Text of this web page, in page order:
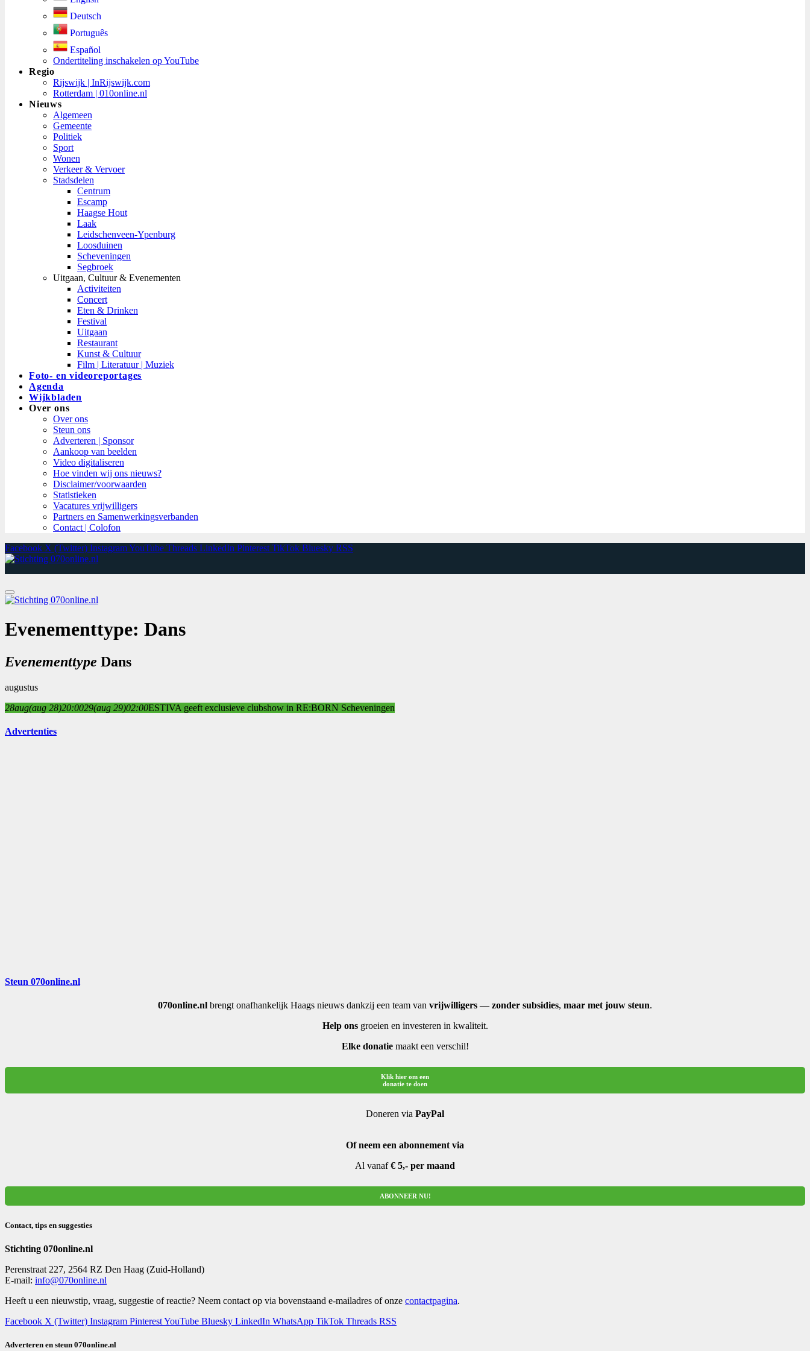
Deutsch
Português
Español
Ondertiteling inschakelen op YouTube
Regio
Rijswijk | InRijswijk.com
Rotterdam | 010online.nl
Nieuws
Algemeen
Gemeente
Politiek
Sport
Wonen
Verkeer & Vervoer
Stadsdelen
Centrum
Escamp
Haagse Hout
Laak
Leidschenveen-Ypenburg
Loosduinen
Scheveningen
Segbroek
Uitgaan, Cultuur & Evenementen
Activiteiten
Concert
Eten & Drinken
Festival
Uitgaan
Restaurant
Kunst & Cultuur
Film | Literatuur | Muziek
Foto- en videoreportages
Agenda
Wijkbladen
Over ons
Over ons
Steun ons
Adverteren | Sponsor
Aankoop van beelden
Video digitaliseren
Hoe vinden wij ons nieuws?
Disclaimer/voorwaarden
Statistieken
Vacatures vrijwilligers
Partners en Samenwerkingsverbanden​
Contact | Colofon
Facebook X (Twitter) InstagramYouTube Threads LinkedIn Pinterest TikTok Bluesky RSS
Evenementtype: Dans
Evenementtype Dans
augustus
28aug(aug 28)20:0029(aug 29)02:00ESTIVA geeft exclusieve clubshow in RE:BORN Scheveningen
Advertenties
Steun 070online.nl
070online.nl brengt onafhankelijk Haags nieuws dankzij een team van vrijwilligers — zonder subsidies, maar met jouw steun.
Help onsgroeien en investeren in kwaliteit.
Elke donatiemaakt een verschil!
Klik hier om een
donatie te doen
Doneren via PayPal
Of neem een abonnement via
Al vanaf€ 5,- per maand
ABONNEER NU!
Contact, tips en suggesties
Stichting 070online.nl
Perenstraat 227, 2564 RZ Den Haag (Zuid-Holland)
E-mail: info@070online.nl
Heeft u een nieuwstip, vraag, suggestie of reactie? Neem contact op via bovenstaand e-mailadres of onze contactpagina.
Facebook X (Twitter) Instagram PinterestYouTube Bluesky LinkedIn WhatsApp TikTok Threads RSS
Adverteren en steun 070online.nl